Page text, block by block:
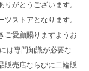
がとうございます。
ストアとなります。
ご愛顧賜りますようお
は専門知識が必要な
販売店ならびに二輪販